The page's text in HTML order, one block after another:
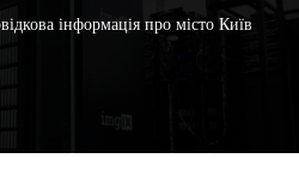
інформація про місто Київ